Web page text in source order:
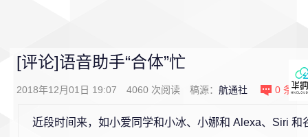
[评论]语音助手“合体”忙
2018年12月01日 19:07 4060 次阅读 稿源： 航通社 0 条评
近段时间来，如小爱同学和小冰、小娜和 Alexa、Siri 和